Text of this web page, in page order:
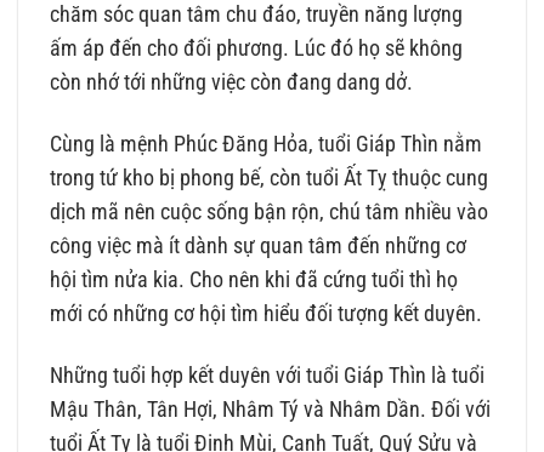
chăm sóc quan tâm chu đáo, truyền năng lượng
ấm áp đến cho đối phương. Lúc đó họ sẽ không
còn nhớ tới những việc còn đang dang dở.
Cùng là mệnh Phúc Đăng Hỏa, tuổi Giáp Thìn nằm
trong tứ kho bị phong bế, còn tuổi Ất Tỵ thuộc cung
dịch mã nên cuộc sống bận rộn, chú tâm nhiều vào
công việc mà ít dành sự quan tâm đến những cơ
hội tìm nửa kia. Cho nên khi đã cứng tuổi thì họ
mới có những cơ hội tìm hiểu đối tượng kết duyên.
Những tuổi hợp kết duyên với tuổi Giáp Thìn là tuổi
Mậu Thân, Tân Hợi, Nhâm Tý và Nhâm Dần. Đối với
tuổi Ất Tỵ là tuổi Đinh Mùi, Canh Tuất, Quý Sửu và